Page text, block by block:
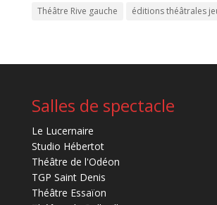
Théâtre Rive gauche éditions théâtrales
Salles de spectacle
Le Lucernaire
Studio Hébertot
Théâtre de l'Odéon
TGP Saint Denis
Théâtre Essaïon